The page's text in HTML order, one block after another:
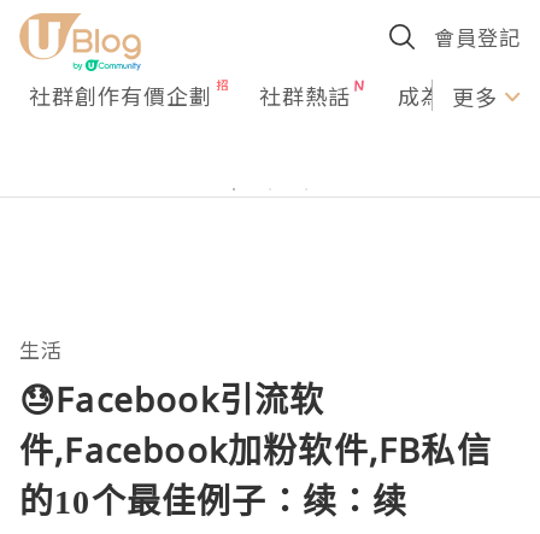
會員登記
社群創作有價企劃 社群熱話 成為U更多
生活
😓Facebook引流软
件,Facebook加粉软件,FB私信
的10个最佳例子：续：续